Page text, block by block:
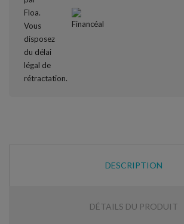
DESCRIPTION
DÉTAILS DU PRODUIT